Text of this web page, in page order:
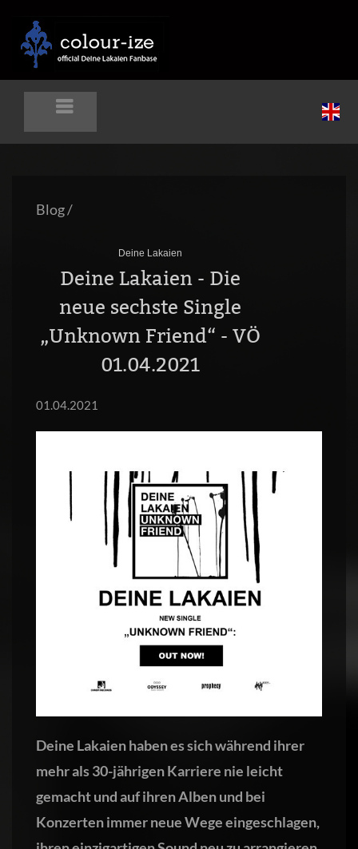
Blog/
Deine Lakaien
Deine Lakaien - Die
neue sechste Single
„Unknown Friend“ - VÖ
01.04.2021
01.04.2021
Deine Lakaien haben es sich während ihrer
mehr als 30-jährigen Karriere nie leicht
gemacht und auf ihren Alben und bei
Konzerten immer neue Wege eingeschlagen,